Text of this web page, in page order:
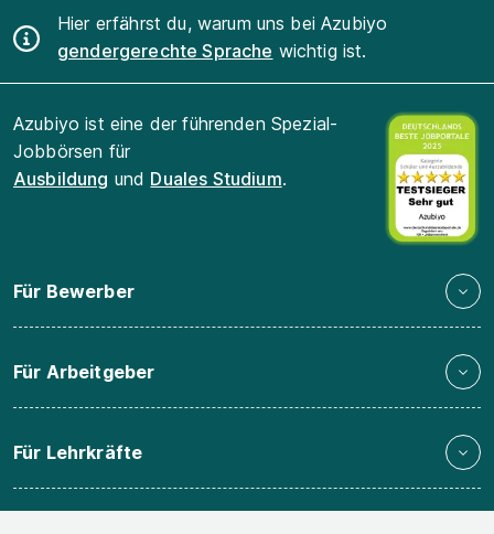
Hier erfährst du, warum uns bei Azubiyo
gendergerechte Sprache wichtig ist.
Azubiyo ist eine der führenden Spezial-
Jobbörsen für
Ausbildung und Duales Studium.
Für Bewerber
Für Arbeitgeber
Für Lehrkräfte